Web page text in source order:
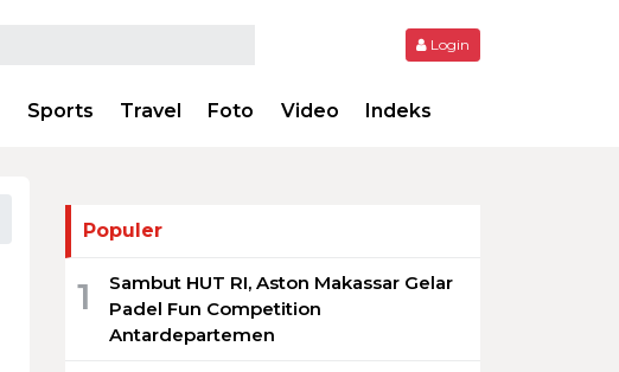
Login
Sports Travel Foto Video Indeks
Populer
1
Sambut HUT RI, Aston Makassar Gelar
Padel Fun Competition
Antardepartemen